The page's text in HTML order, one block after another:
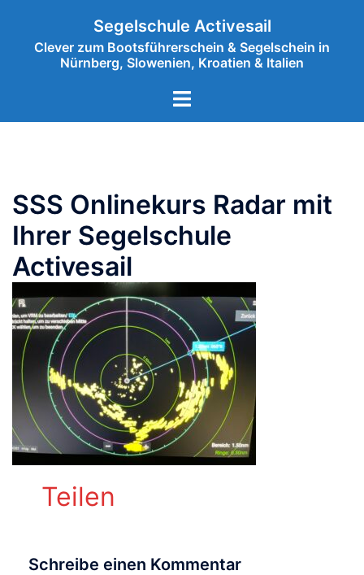
springen
Segelschule Activesail
Clever zum Bootsführerschein & Segelschein in
Nürnberg, Slowenien, Kroatien & Italien
Menü
SSS Onlinekurs Radar mit
Ihrer Segelschule
Activesail
Teilen
Schreibe einen Kommentar